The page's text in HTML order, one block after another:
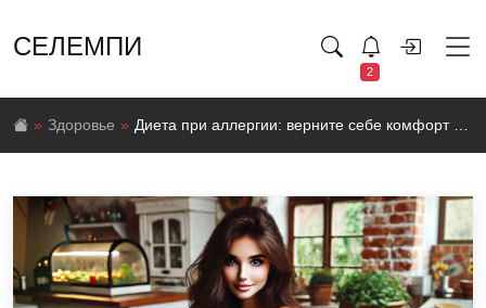
СЕЛЕМПИ
2
Здоровье Диета при аллергии: верните себе комфорт и хорошее самочувствие